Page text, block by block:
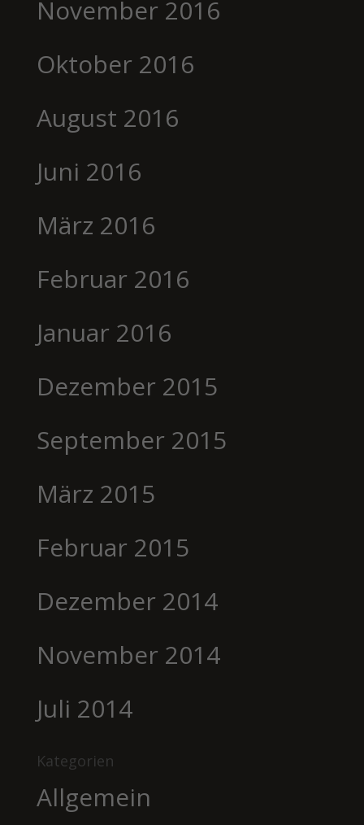
November 2016
Oktober 2016
August 2016
Juni 2016
März 2016
Februar 2016
Januar 2016
Dezember 2015
September 2015
März 2015
Februar 2015
Dezember 2014
November 2014
Juli 2014
Kategorien
Allgemein